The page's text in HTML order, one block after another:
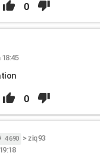
0
0
4 690 > ziq93